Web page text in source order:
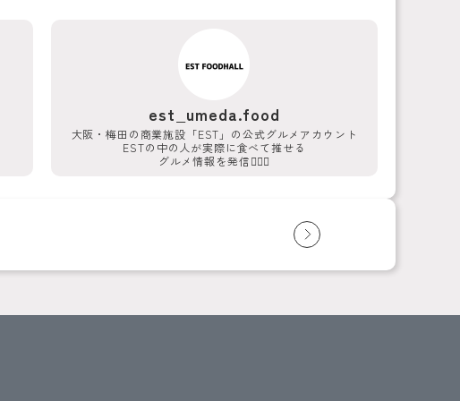
est_umeda.food
大阪・梅田の商業施設「EST」の公式グルメアカウント
ESTの中の人が実際に食べて推せる
グルメ情報を発信💁‍♀️✨